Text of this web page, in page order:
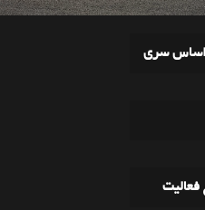
اساس سری